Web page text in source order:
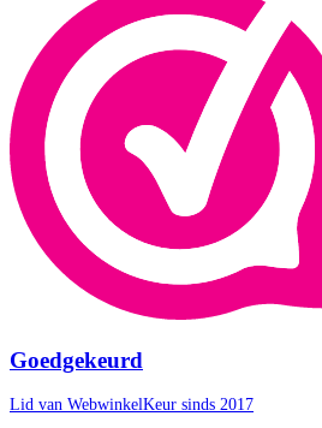
Goedgekeurd
Lid van WebwinkelKeur sinds 2017